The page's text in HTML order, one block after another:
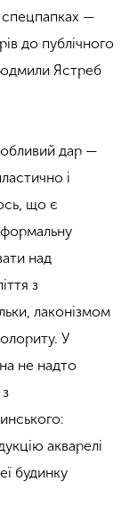
—
до публічного
Ястреб
дар —
і
що є
формальну
над
з
лаконізмом
У
не надто
акварелі
будинку